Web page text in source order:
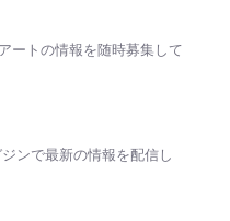
ートの情報を随時募集して
ンで最新の情報を配信し